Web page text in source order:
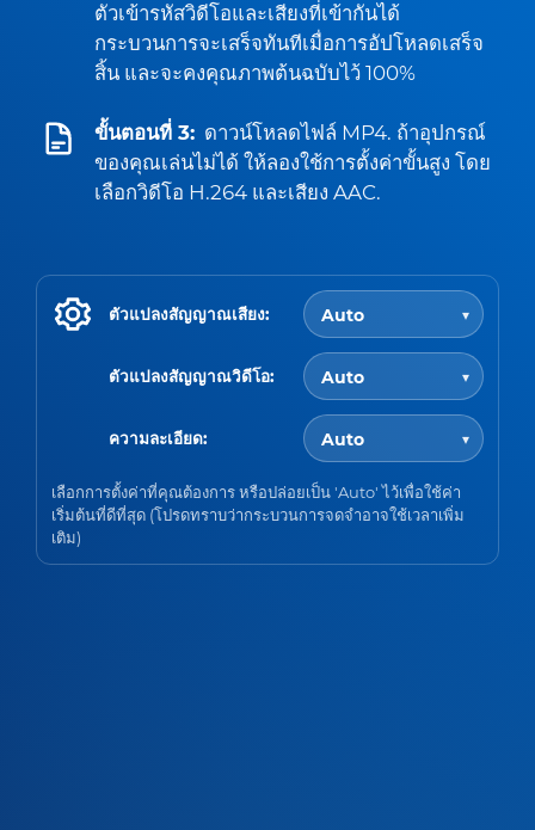
ตัวเข้ารหัสวิดีโอและเสียงที่เข้ากันได้
กระบวนการจะเสร็จทันทีเมื่อการอัปโหลดเสร็จ
สิ้น และจะคงคุณภาพต้นฉบับไว้ 100%
ขั้นตอนที่ 3: ดาวน์โหลดไฟล์ MP4. ถ้าอุปกรณ์
ของคุณเล่นไม่ได้ ให้ลองใช้การตั้งค่าขั้นสูง โดย
เลือกวิดีโอ H.264 และเสียง AAC.
ตัวแปลงสัญญาณเสียง:
ตัวแปลงสัญญาณวิดีโอ:
ความละเอียด:
เลือกการตั้งค่าที่คุณต้องการ หรือปล่อยเป็น 'Auto' ไว้เพื่อใช้ค่า
เริ่มต้นที่ดีที่สุด (โปรดทราบว่ากระบวนการจดจำอาจใช้เวลาเพิ่ม
เติม)